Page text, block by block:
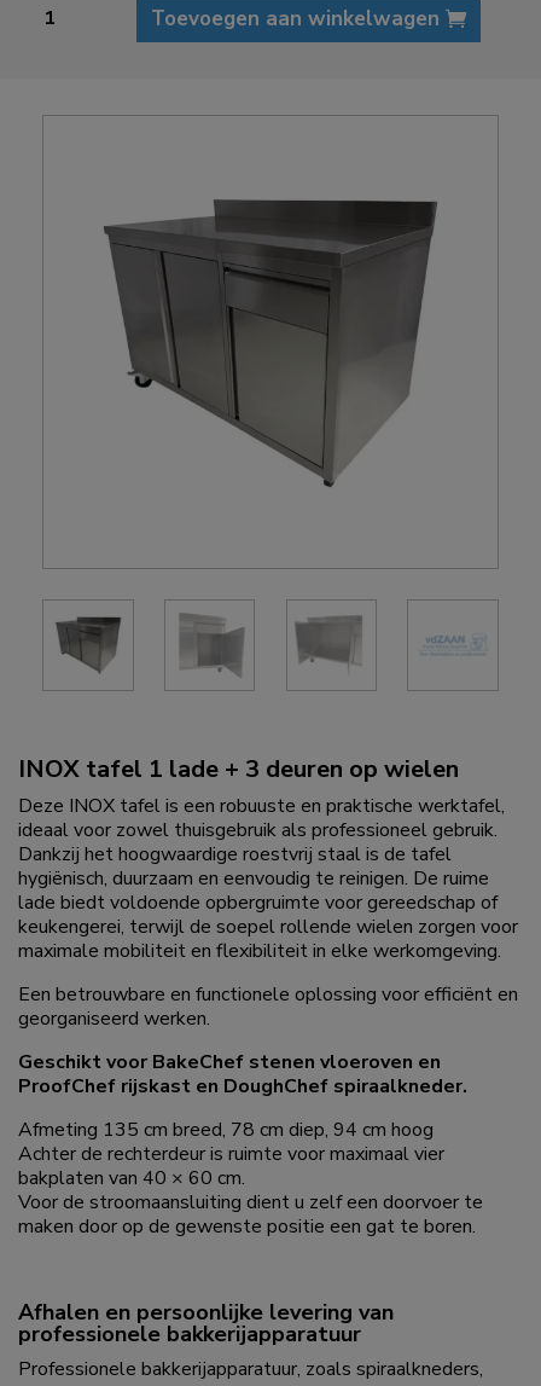
INOX tafel 1 lade + 3 deuren op wielen
Deze INOX tafel is een robuuste en praktische werktafel,
ideaal voor zowel thuisgebruik als professioneel gebruik.
Dankzij het hoogwaardige roestvrij staal is de tafel
hygiënisch, duurzaam en eenvoudig te reinigen. De ruime
lade biedt voldoende opbergruimte voor gereedschap of
keukengerei, terwijl de soepel rollende wielen zorgen voor
maximale mobiliteit en flexibiliteit in elke werkomgeving.
Een betrouwbare en functionele oplossing voor efficiënt en
georganiseerd werken.
Geschikt voor BakeChef stenen vloeroven en
ProofChef rijskast en DoughChef spiraalkneder.
Afmeting 135 cm breed, 78 cm diep, 94 cm hoog
Achter de rechterdeur is ruimte voor maximaal vier
bakplaten van 40 × 60 cm.
Voor de stroomaansluiting dient u zelf een doorvoer te
maken door op de gewenste positie een gat te boren.
Afhalen en persoonlijke levering van
professionele bakkerijapparatuur
Professionele bakkerijapparatuur, zoals spiraalkneders,
tafel
Toevoegen aan winkelwagen